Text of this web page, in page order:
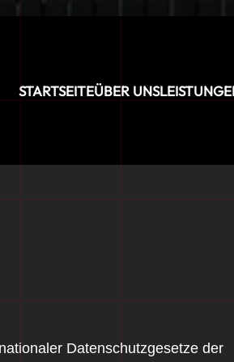
STARTSEITEÜBER UNS
Datenschutzgesetze der